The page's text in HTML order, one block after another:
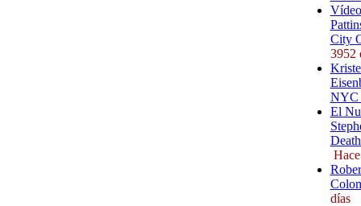
City
3952
NYC
El
días